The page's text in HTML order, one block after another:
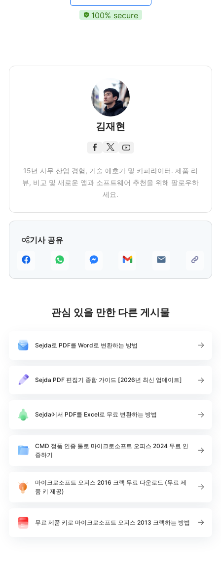
기사 공유
100% secure
김재현
15년 사무 산업 경험, 기술 애호가 및 카피라이터. 제품 리
뷰, 비교 및 새로운 앱과 소프트웨어 추천을 위해 팔로우하
세요.
관심 있을 만한 다른 게시물
Sejda로 PDF를 Word로 변환하는 방법
Sejda PDF 편집기 종합 가이드 [2026년 최신 업데이트]
Sejda에서 PDF를 Excel로 무료 변환하는 방법
CMD 정품 인증 툴로 마이크로소프트 오피스 2024 무료 인
증하기
마이크로소프트 오피스 2016 크랙 무료 다운로드 (무료 제
품 키 제공)
무료 제품 키로 마이크로소프트 오피스 2013 크랙하는 방법